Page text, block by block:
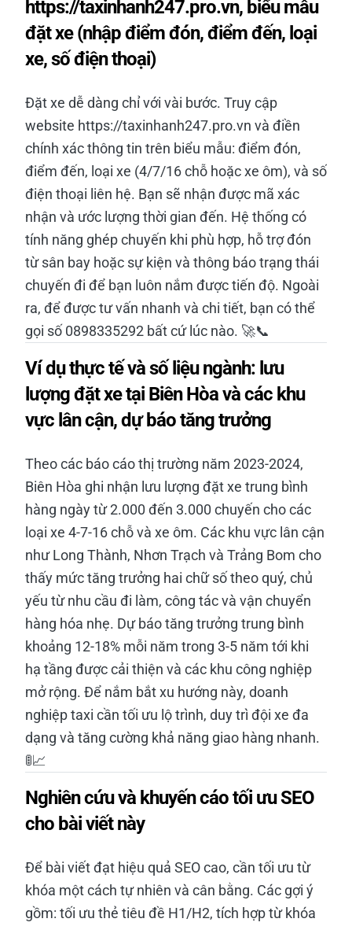
https://taxinhanh247.pro.vn, biểu mẫu
đặt xe (nhập điểm đón, điểm đến, loại
xe, số điện thoại)
Đặt xe dễ dàng chỉ với vài bước. Truy cập
website https://taxinhanh247.pro.vn và điền
chính xác thông tin trên biểu mẫu: điểm đón,
điểm đến, loại xe (4/7/16 chỗ hoặc xe ôm), và số
điện thoại liên hệ. Bạn sẽ nhận được mã xác
nhận và ước lượng thời gian đến. Hệ thống có
tính năng ghép chuyến khi phù hợp, hỗ trợ đón
từ sân bay hoặc sự kiện và thông báo trạng thái
chuyến đi để bạn luôn nắm được tiến độ. Ngoài
ra, để được tư vấn nhanh và chi tiết, bạn có thể
gọi số 0898335292 bất cứ lúc nào. 🚀📞
Ví dụ thực tế và số liệu ngành: lưu
lượng đặt xe tại Biên Hòa và các khu
vực lân cận, dự báo tăng trưởng
Theo các báo cáo thị trường năm 2023-2024,
Biên Hòa ghi nhận lưu lượng đặt xe trung bình
hàng ngày từ 2.000 đến 3.000 chuyến cho các
loại xe 4-7-16 chỗ và xe ôm. Các khu vực lân cận
như Long Thành, Nhơn Trạch và Trảng Bom cho
thấy mức tăng trưởng hai chữ số theo quý, chủ
yếu từ nhu cầu đi làm, công tác và vận chuyển
hàng hóa nhẹ. Dự báo tăng trưởng trung bình
khoảng 12-18% mỗi năm trong 3-5 năm tới khi
hạ tầng được cải thiện và các khu công nghiệp
mở rộng. Để nắm bắt xu hướng này, doanh
nghiệp taxi cần tối ưu lộ trình, duy trì đội xe đa
dạng và tăng cường khả năng giao hàng nhanh.
🚦📈
Nghiên cứu và khuyến cáo tối ưu SEO
cho bài viết này
Để bài viết đạt hiệu quả SEO cao, cần tối ưu từ
khóa một cách tự nhiên và cân bằng. Các gợi ý
gồm: tối ưu thẻ tiêu đề H1/H2, tích hợp từ khóa